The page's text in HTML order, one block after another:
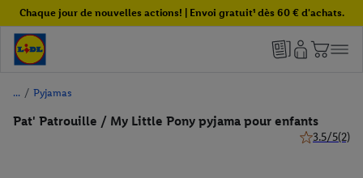
Chaque jour de nouvelles actions! | Envoi gratuit¹ dès 60 € d'achats.
/ Pyjamas
Pat' Patrouille / My Little Pony pyjama pour enfants
3.5/5(2)